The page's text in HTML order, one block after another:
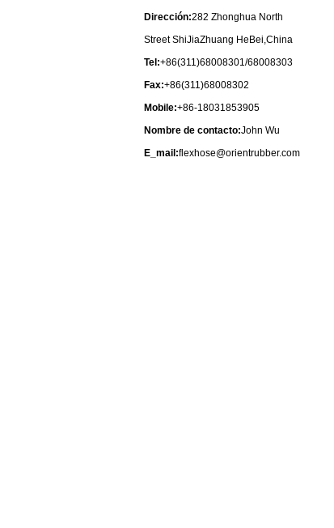
Dirección:282 Zhonghua North
Street ShiJiaZhuang HeBei,China
Tel:+86(311)68008301/68008303
Fax:+86(311)68008302
Mobile:+86-18031853905
Nombre de contacto:John Wu
E_mail:flexhose@orientrubber.com